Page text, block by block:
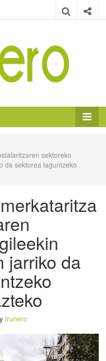
sektoreko
da sektorea laguntzeko
jarriko da
Irunero